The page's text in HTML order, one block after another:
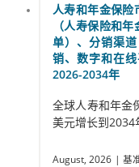
人寿和年金保险
（人寿保险和
单）、分销渠
销、数字和在
2026-2034年
全球人寿和年金
美元增长到2034
August, 2026 | 基